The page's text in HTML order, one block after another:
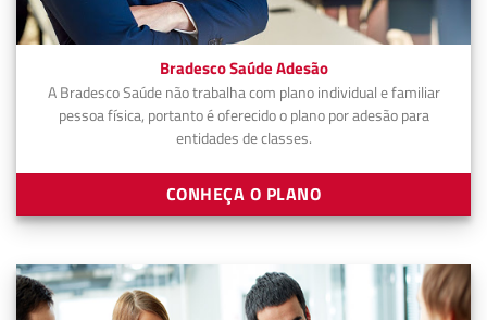
Bradesco Saúde Adesão
A Bradesco Saúde não trabalha com plano individual e familiar
pessoa física, portanto é oferecido o plano por adesão para
entidades de classes.
CONHEÇA O PLANO